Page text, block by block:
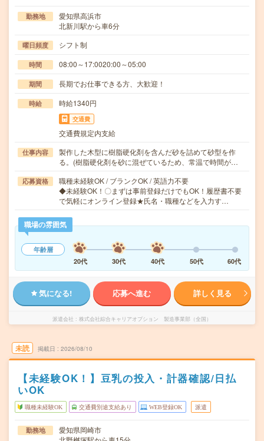
勤務地
愛知県高浜市
北新川駅から車6分
曜日頻度 シフト制
時間 08:00～17:0020:00～05:00
期間 長期でお仕事できる方、大歓迎！
時給 時給1340円
交通費
交通費規定内支給
仕事内容
製作した木型に樹脂硬化剤を含んだ砂を詰めて砂型を作
る。(樹脂硬化剤を砂に混ぜているため、常温で時間が…
応募資格
職種未経験OK / ブランクOK / 英語力不要
◆未経験OK！〇まずは事前登録だけでもOK！履歴書不要
で気軽にオンライン登録★氏名・職種などを入力す…
職場の雰囲気
年齢層
20代
30代 40代 50代 60代
気になる! 応募へ進む 詳しく見る
派遣会社 株式会社綜合キャリアオプション 製造事業部（全国）
未読 掲載日 2026/08/10
【未経験OK！】豆乳の投入・計器確認/日払
いOK
職種未経験OK 交通費別途支給あり WEB登録OK 派遣
勤務地
愛知県岡崎市